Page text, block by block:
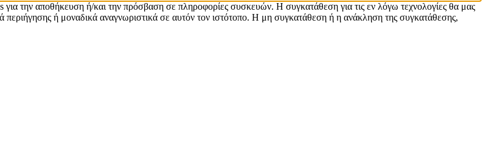
για την αποθήκευση ή/και την πρόσβαση σε πληροφορίες συσκευών. Η συγκατάθεση για τις εν λόγω τεχνολογίες θα μας
ή μοναδικά αναγνωριστικά σε αυτόν τον ιστότοπο. Η μη συγκατάθεση ή η ανάκληση της συγκατάθεσης,